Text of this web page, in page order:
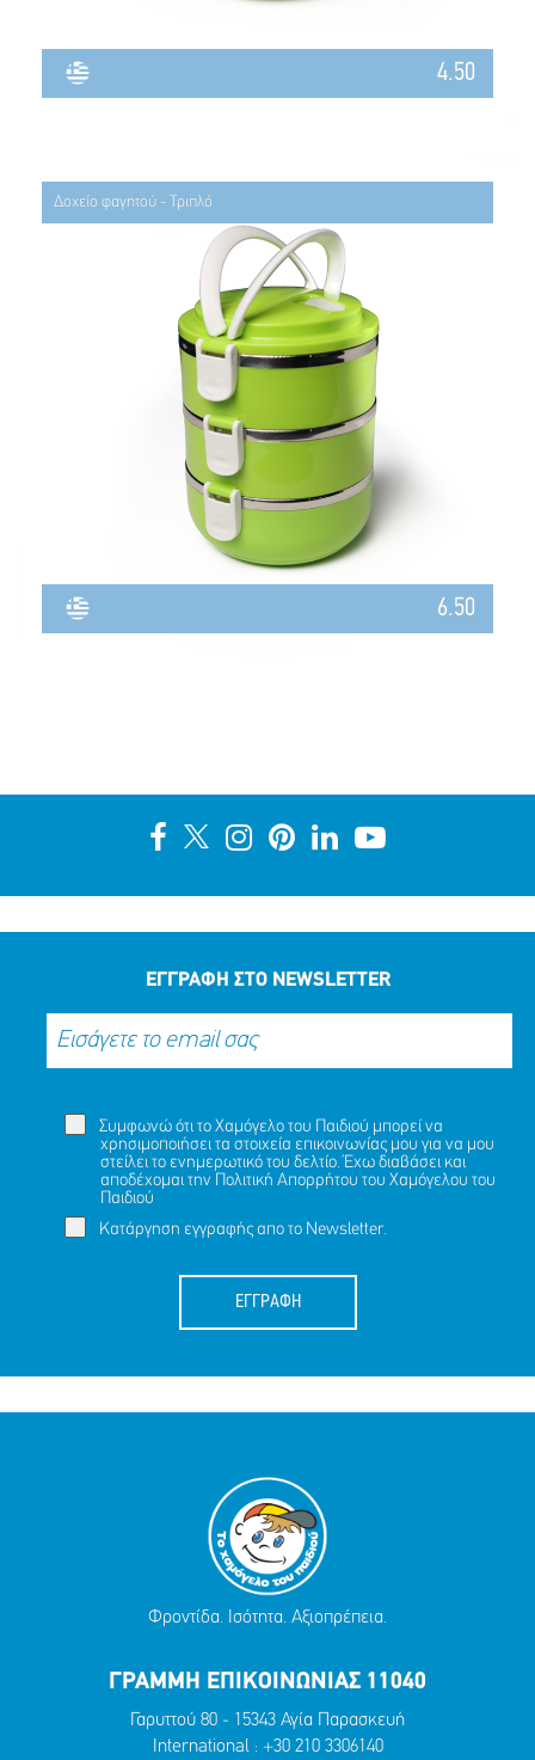
4.50
Δοχείο φαγητού - Τριπλό
6.50
ΕΓΓΡΑΦΗ ΣΤΟ NEWSLETTER
Συμφωνώ ότι το Χαμόγελο του Παιδιού μπορεί να
χρησιμοποιήσει τα στοιχεία επικοινωνίας μου για να μου
στείλει το ενημερωτικό του δελτίο. Έχω διαβάσει και
αποδέχομαι την Πολιτική Απορρήτου του Χαμόγελου του
Παιδιού
Κατάργηση εγγραφής απο το Newsletter.
ΕΓΓΡΑΦΗ
Φροντίδα. Ισότητα. Αξιοπρέπεια.
ΓΡΑΜΜΗ ΕΠΙΚΟΙΝΩΝΙΑΣ 11040
Γαρυττού 80 - 15343 Αγία Παρασκευή
International : +30 210 3306140